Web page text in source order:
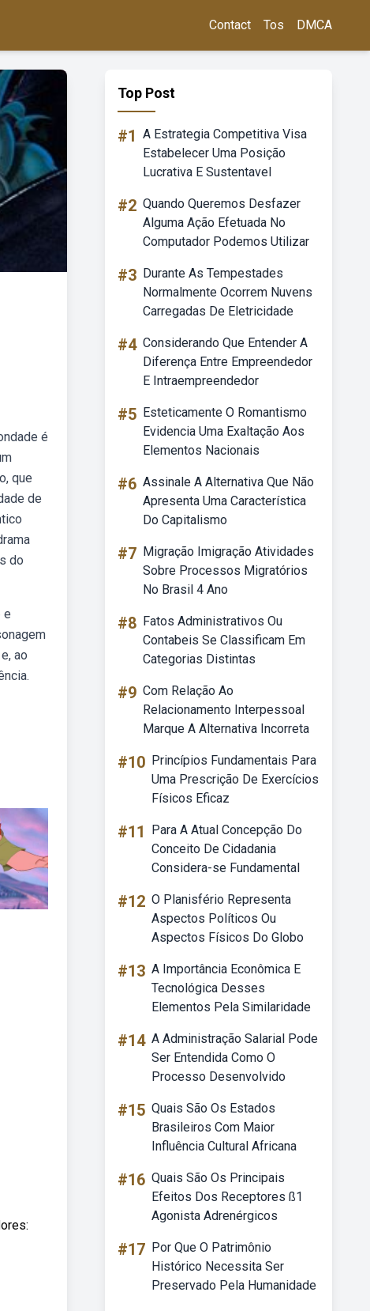
Contact Tos DMCA
é
que
de
do
e
ao
Top Post
#1 A Estrategia Competitiva Visa
Estabelecer Uma Posição
Lucrativa E Sustentavel
#2 Quando Queremos Desfazer
Alguma Ação Efetuada No
Computador Podemos Utilizar
#3 Durante As Tempestades
Normalmente Ocorrem Nuvens
Carregadas De Eletricidade
#4 Considerando Que Entender A
Diferença Entre Empreendedor
E Intraempreendedor
#5 Esteticamente O Romantismo
Evidencia Uma Exaltação Aos
Elementos Nacionais
#6 Assinale A Alternativa Que Não
Apresenta Uma Característica
Do Capitalismo
#7 Migração Imigração Atividades
Sobre Processos Migratórios
No Brasil 4 Ano
#8 Fatos Administrativos Ou
Contabeis Se Classificam Em
Categorias Distintas
#9 Com Relação Ao
Relacionamento Interpessoal
Marque A Alternativa Incorreta
#10 Princípios Fundamentais Para
Uma Prescrição De Exercícios
Físicos Eficaz
#11
Para A Atual Concepção Do
Conceito De Cidadania
Considera-se Fundamental
#12 O Planisfério Representa
Aspectos Políticos Ou
Aspectos Físicos Do Globo
#13 A Importância Econômica E
Tecnológica Desses
Elementos Pela Similaridade
#14 A Administração Salarial Pode
Ser Entendida Como O
Processo Desenvolvido
#15 Quais São Os Estados
Brasileiros Com Maior
Influência Cultural Africana
#16 Quais São Os Principais
Efeitos Dos Receptores ß1
Agonista Adrenérgicos
#17 Por Que O Patrimônio
Histórico Necessita Ser
Preservado Pela Humanidade